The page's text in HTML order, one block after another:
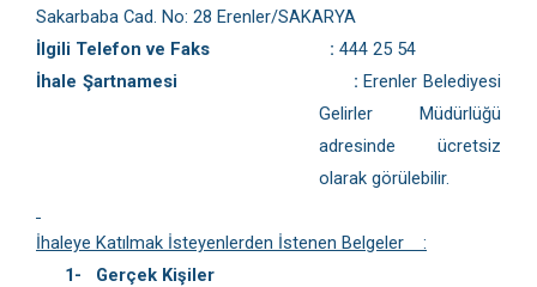
Sakarbaba Cad. No: 28 Erenler/SAKARYA
İlgili Telefon ve Faks
: 444 25 54
İhale Şartnamesi
:Erenler Belediyesi
Gelirler Müdürlüğü
adresinde ücretsiz
olarak görülebilir.
İhaleye Katılmak İsteyenlerden İstenen Belgeler
:
1-
Gerçek Kişiler